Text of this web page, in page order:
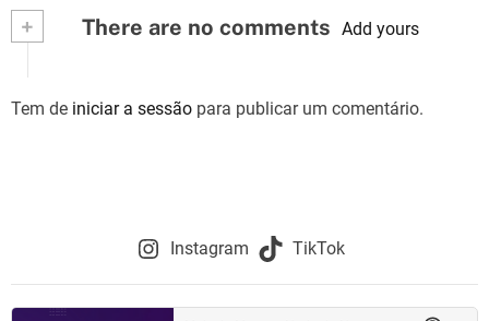
+ There are no comments Add yours
Tem de iniciar a sessão para publicar um comentário.
Instagram TikTok